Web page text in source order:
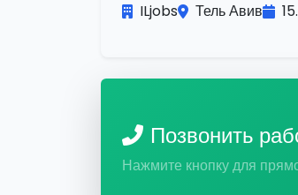
ILjobs Тель Авив
Позвонить
Нажмите кнопку для